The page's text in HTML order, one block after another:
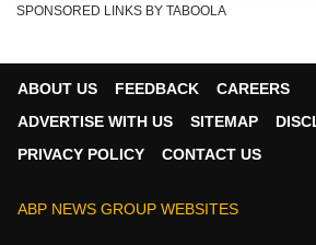
SPONSORED LINKS BY TABOOLA
ABOUT US FEEDBACK
CAREERS
ADVERTISE WITH US
SITEMAP
PRIVACY POLICY
CONTACT US
ABP NEWS GROUP WEBSITES